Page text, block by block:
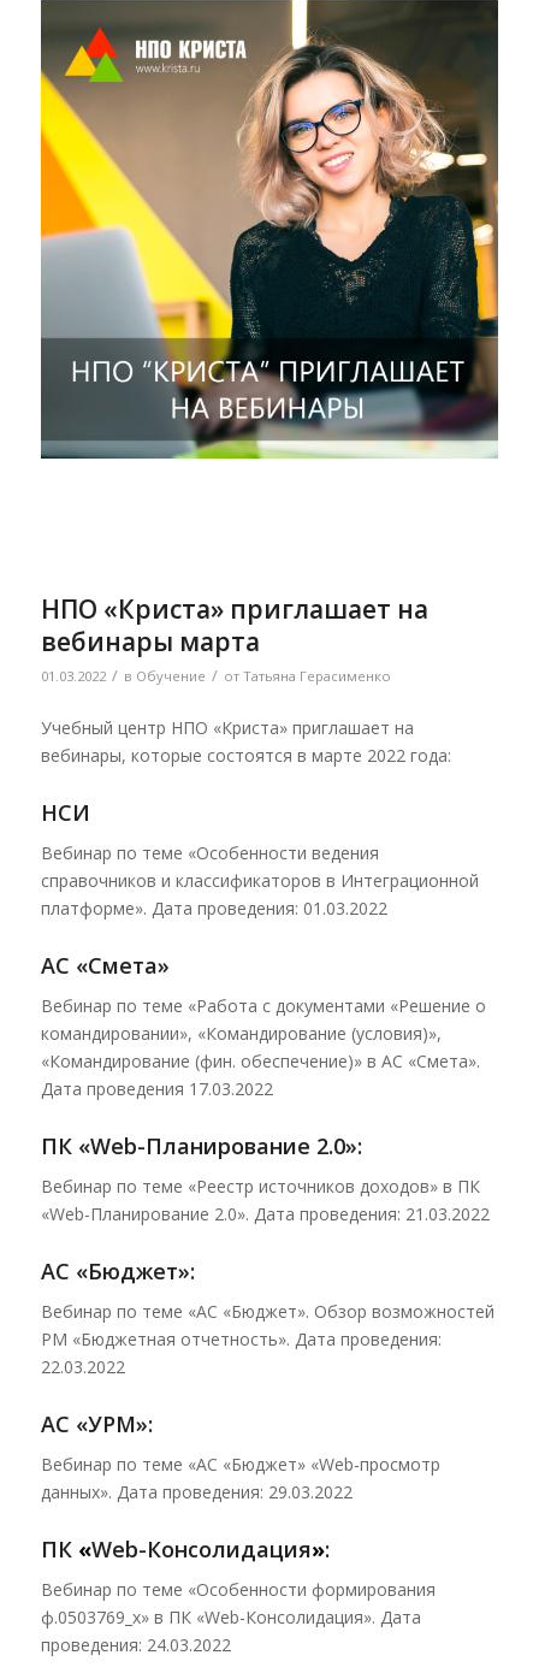
НПО «Криста» приглашает на
вебинары марта
01.03.2022 / в Обучение / от Татьяна Герасименко
Учебный центр НПО «Криста» приглашает на
вебинары, которые состоятся в марте 2022 года:
НСИ
Вебинар по теме «Особенности ведения
справочников и классификаторов в Интеграционной
платформе». Дата проведения: 01.03.2022
АС «Смета»
Вебинар по теме «Работа с документами «Решение о
командировании», «Командирование (условия)»,
«Командирование (фин. обеспечение)» в АС «Смета».
Дата проведения 17.03.2022
ПК «Web-Планирование 2.0»:
Вебинар по теме «Реестр источников доходов» в ПК
«Web-Планирование 2.0». Дата проведения: 21.03.2022
АС «Бюджет»:
Вебинар по теме «АС «Бюджет». Обзор возможностей
РМ «Бюджетная отчетность». Дата проведения:
22.03.2022
АС «УРМ»:
Вебинар по теме «АС «Бюджет» «Web-просмотр
данных». Дата проведения: 29.03.2022
ПК «Web-Консолидация»:
Вебинар по теме «Особенности формирования
ф.0503769_х» в ПК «Web-Консолидация». Дата
проведения: 24.03.2022